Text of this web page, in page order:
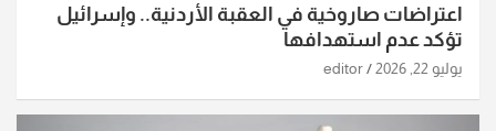
اعتراضات صاروخية في العقبة الأردنية.. وإسرائيل
تؤكد عدم استهدافها
يوليو 22, 2026 editor